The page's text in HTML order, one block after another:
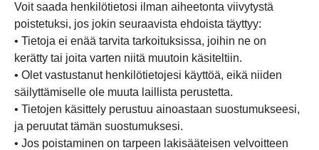
Voit saada henkilötietosi ilman aiheetonta viivytystä
poistetuksi, jos jokin seuraavista ehdoista täyttyy:
• Tietoja ei enää tarvita tarkoituksissa, joihin ne on
kerätty tai joita varten niitä muutoin käsiteltiin.
• Olet vastustanut henkilötietojesi käyttöä, eikä niiden
säilyttämiselle ole muuta laillista perustetta.
• Tietojen käsittely perustuu ainoastaan suostumukseesi,
ja peruutat tämän suostumuksesi.
• Jos poistaminen on tarpeen lakisääteisen velvoitteen